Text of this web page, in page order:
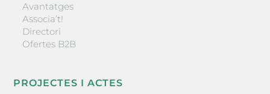
Avantatges
Associa’t!
Directori
Ofertes B2B
PROJECTES I ACTES